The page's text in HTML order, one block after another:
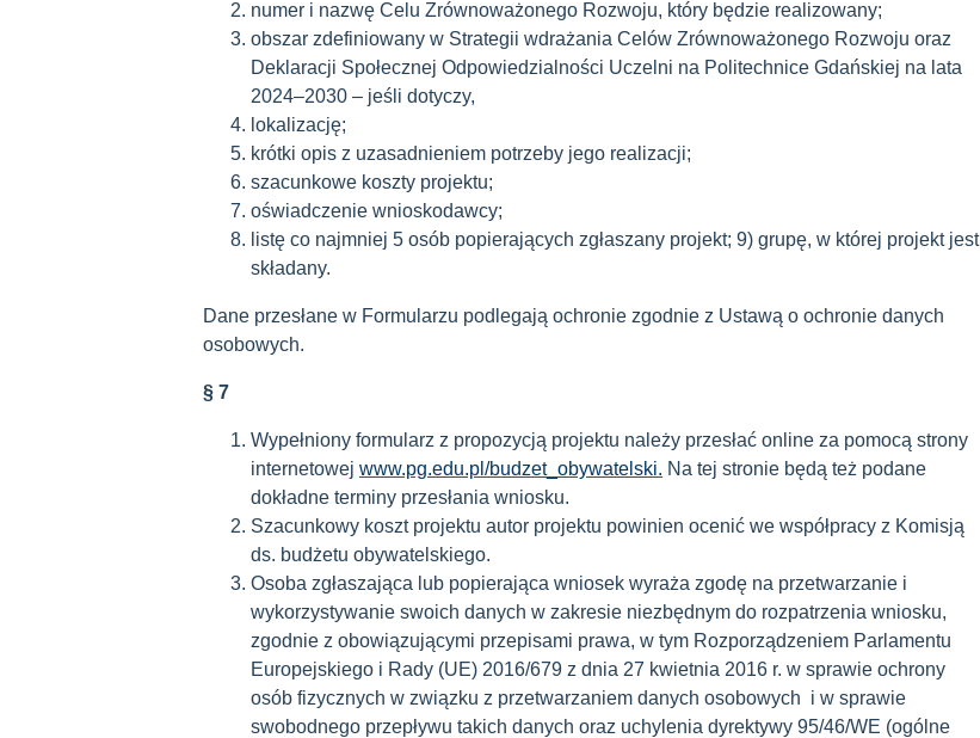
numer i nazwę Celu Zrównoważonego Rozwoju, który będzie realizowany;
obszar zdefiniowany w Strategii wdrażania Celów Zrównoważonego Rozwoju oraz
Deklaracji Społecznej Odpowiedzialności Uczelni na Politechnice Gdańskiej na lata
2024–2030 – jeśli dotyczy,
lokalizację;
krótki opis z uzasadnieniem potrzeby jego realizacji;
szacunkowe koszty projektu;
oświadczenie wnioskodawcy;
listę co najmniej 5 osób popierających zgłaszany projekt; 9) grupę, w której projekt jest
składany.
Dane przesłane w Formularzu podlegają ochronie zgodnie z Ustawą o ochronie danych
osobowych.
§ 7
Wypełniony formularz z propozycją projektu należy przesłać online za pomocą strony
internetowej www.pg.edu.pl/budzet_obywatelski. Na tej stronie będą też podane
dokładne terminy przesłania wniosku.
Szacunkowy koszt projektu autor projektu powinien ocenić we współpracy z Komisją
ds. budżetu obywatelskiego.
Osoba zgłaszająca lub popierająca wniosek wyraża zgodę na przetwarzanie i
wykorzystywanie swoich danych w zakresie niezbędnym do rozpatrzenia wniosku,
zgodnie z obowiązującymi przepisami prawa, w tym Rozporządzeniem Parlamentu
Europejskiego i Rady (UE) 2016/679 z dnia 27 kwietnia 2016 r. w sprawie ochrony
osób fizycznych w związku z przetwarzaniem danych osobowych i w sprawie
swobodnego przepływu takich danych oraz uchylenia dyrektywy 95/46/WE (ogólne